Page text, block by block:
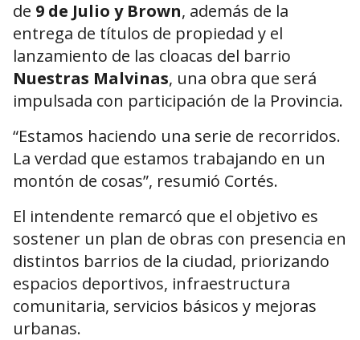
de 9 de Julio y Brown, además de la
entrega de títulos de propiedad y el
lanzamiento de las cloacas del barrio
Nuestras Malvinas, una obra que será
impulsada con participación de la Provincia.
“Estamos haciendo una serie de recorridos.
La verdad que estamos trabajando en un
montón de cosas”, resumió Cortés.
El intendente remarcó que el objetivo es
sostener un plan de obras con presencia en
distintos barrios de la ciudad, priorizando
espacios deportivos, infraestructura
comunitaria, servicios básicos y mejoras
urbanas.